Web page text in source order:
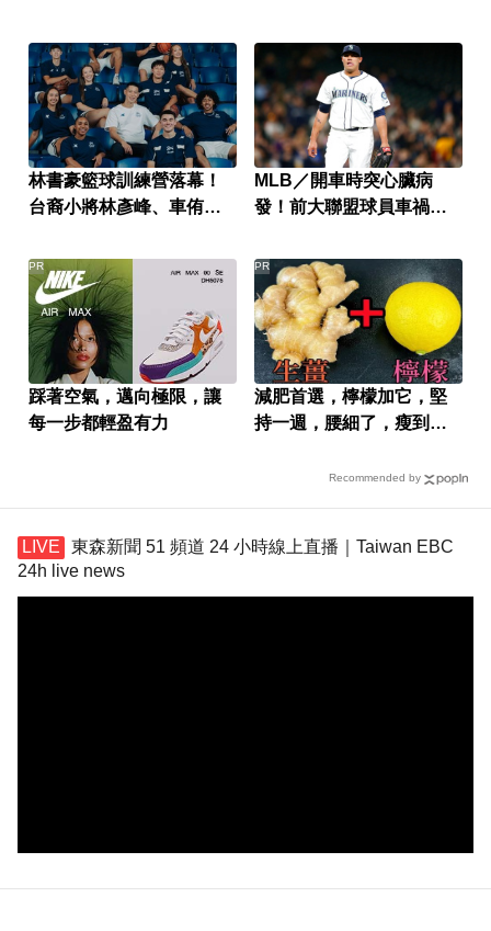
林書豪籃球訓練營落幕！
台裔小將林彥峰、車侑城
MLB／開車時突心臟病
發！前大聯盟球員車禍慘
踩著空氣，邁向極限，讓
每一步都輕盈有力
PR
減肥首選，檸檬加它，堅
持一週，腰細了，瘦到你
PR
Recommended by
東森新聞 51 頻道 24 小時線上直播｜Taiwan EBC
24h live news